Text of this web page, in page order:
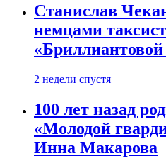
Станислав
немцами
2 недели спустя
100 лет назад
«Молодой
Инна Макарова